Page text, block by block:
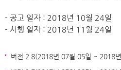
- 공고 일자 : 2018년 10월 24일
- 시행 일자 : 2018년 11월 24일
버전 2.8(2018년 07월 05일 ~ 2018